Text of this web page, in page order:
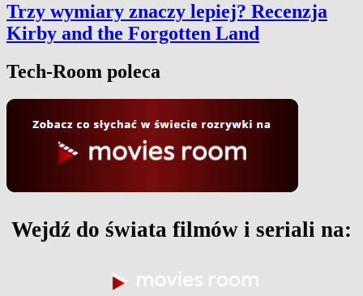
Trzy wymiary znaczy lepiej? Recenzja
Kirby and the Forgotten Land
Tech-Room poleca
Wejdź do świata filmów i seriali na: